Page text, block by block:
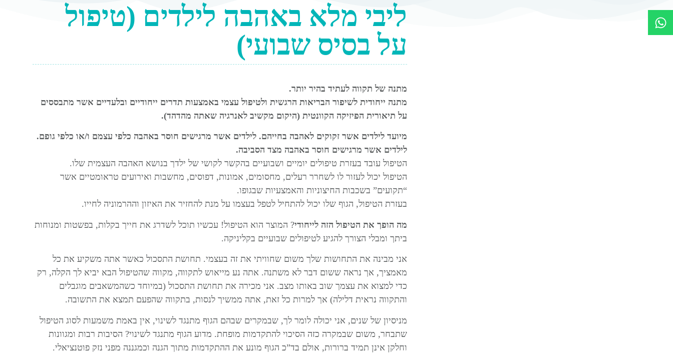
ליבי מלא באהבה לילדים (טיפול
על בסיס שבועי)
מתנה של תקווה לעתיד בהיר יותר.
מתנה ייחודית לשיפור הבריאות הרגשית ולטיפול עצמי באמצעות תדרים ייחודיים ובלעדיים אשר מתבססים
על תיאורית הפיזיקה הקוונטית (היקום מקשיב לאנרגיה שאתה מהדהד).
מיועד לילדים אשר זקוקים לאהבה בחייהם. לילדים אשר מרגישים חוסר באהבה כלפי עצמם ו/או כלפי גופם.
לילדים אשר מרגישים חוסר באהבה מצד הסביבה.
הטיפול עובד בעזרת טיפולים יומיים ושבועיים בהקשר לקושי של ילדך בנושא האהבה העצמית שלו.
הטיפול יכול לעזור לו לשחרר רעלים, מחסומים, אמונות, דפוסים, מחשבות ואירועים טראומטיים אשר
“תקועים” בשכבות החיצוניות והאמצעיות שבגופו.
בעזרת הטיפול, הגוף שלו יכול להתחיל לטפל בעצמו על מנת להחזיר את האיזון וההרמוניה לחייו.
מה הופך את הטיפול הזה לייחודי? המוצר הוא הטיפול! עכשיו תוכל לשדרג את חייך בקלות, בפשטות ומנוחות
ביתך ומבלי הצורך להגיע לטיפולים שבועיים בקליניקה.
אני מבינה את התחושות שלך משום שחוויתי את זה בעצמי. תחושת התסכול כאשר אתה משקיע את כל
מאמציך, אך נראה ששום דבר לא משתנה. אתה נע מייאוש לתקווה, מקווה שהטיפול הבא יביא לך הקלה, רק
כדי למצוא את עצמך שוב באותו מצב. אני מכירה את תחושת התסכול (במיוחד כשהמשאבים מוגבלים
והתקווה נראית דלילה) אך למרות כל זאת, אתה ממשיך לנסות, בתקווה שהפעם תמצא את התשובה.
מניסיון של שנים, אני יכולה לומר לך, שבמקרים שבהם הגוף מתנגד לשינוי, אין באמת משמעות לסוג הטיפול
שתבחר, משום שבמקרה כזה הסיכוי להתקדמות מופחת. מדוע הגוף מתנגד לשינוי? הסיבות רבות ומגוונות
וחלקן אינן תמיד ברורות, אולם בד”כ הגוף מונע את ההתקדמות מתוך הגנה וכמגננה מפני נזק פוטנציאלי.